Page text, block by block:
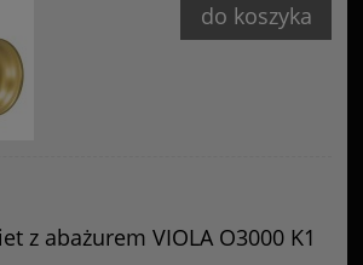
do koszyka
z abażurem VIOLA O3000 K1